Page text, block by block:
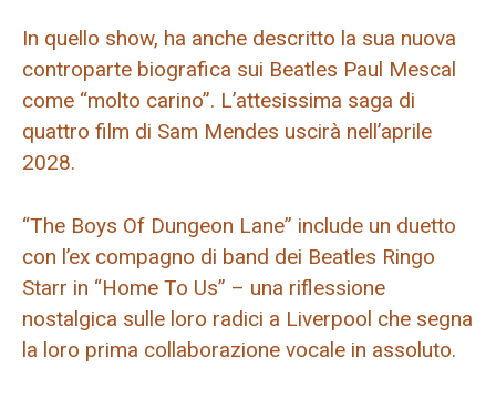
In quello show, ha anche descritto la sua nuova
controparte biografica sui Beatles Paul Mescal
come “molto carino”. L’attesissima saga di
quattro film di Sam Mendes uscirà nell’aprile
2028.
“The Boys Of Dungeon Lane” include un duetto
con l’ex compagno di band dei Beatles Ringo
Starr in “Home To Us” – una riflessione
nostalgica sulle loro radici a Liverpool che segna
la loro prima collaborazione vocale in assoluto.